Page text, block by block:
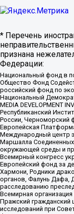
* Перечень
признана
Федерации:
Национальный фонд в
Общество Фонд
российский фонд по
Национальный
MEDIA DEVELOPMENT
Республиканский
России, Черноморский
Европейская
Международный центр
Маршалла
окружающей среды и
Всемирный конгресс
Европейский фонд за
Хармони, Родники
органов, Фалунь Дафа,
расследованию
Всемирная
Пражский гражданский
исследований при